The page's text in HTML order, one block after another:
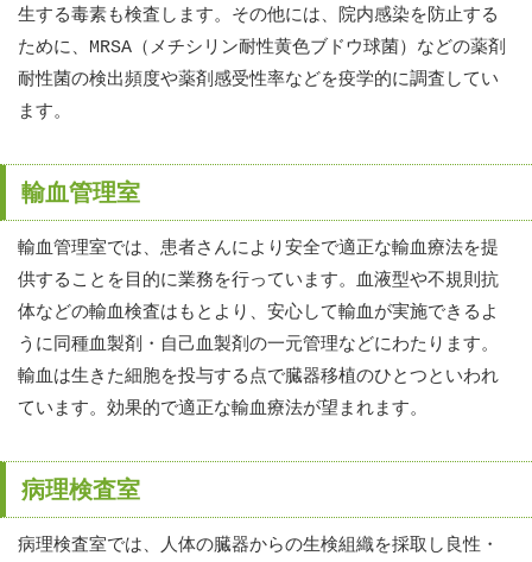
生する毒素も検査します。その他には、院内感染を防止する
ために、MRSA（メチシリン耐性黄色ブドウ球菌）などの薬剤
耐性菌の検出頻度や薬剤感受性率などを疫学的に調査してい
ます。
輸血管理室
輸血管理室では、患者さんにより安全で適正な輸血療法を提
供することを目的に業務を行っています。血液型や不規則抗
体などの輸血検査はもとより、安心して輸血が実施できるよ
うに同種血製剤・自己血製剤の一元管理などにわたります。
輸血は生きた細胞を投与する点で臓器移植のひとつといわれ
ています。効果的で適正な輸血療法が望まれます。
病理検査室
病理検査室では、人体の臓器からの生検組織を採取し良性・